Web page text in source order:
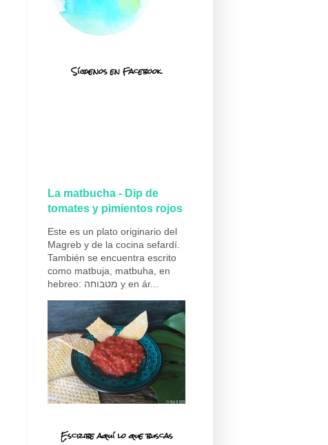
Síguenos en Facebook
La matbucha - Dip de
tomates y pimientos rojos
Este es un plato originario del
Magreb y de la cocina sefardí.
También se encuentra escrito
como matbuja, matbuha, en
hebreo: מטבוחה y en ár...
Escribe aquí lo que buscas